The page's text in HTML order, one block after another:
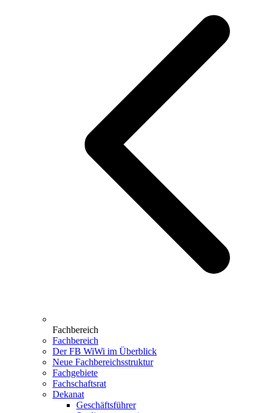
Fachbereich
Fachbereich
Der FB WiWi im Überblick
Neue Fachbereichsstruktur
Fachgebiete
Fachschaftsrat
Dekanat
Geschäftsführer